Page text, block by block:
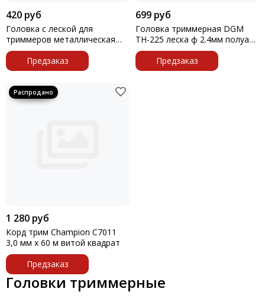
420 руб
Головка с леской для
триммеров металлическая
паук для GGT GET-1200-20
Предзаказ
699 руб
Головка триммерная DGM
ТН-225 леска ф 2.4мм полуавт
блистер
Предзаказ
1 280 руб
Корд трим Champion C7011
3,0 мм х 60 м витой квадрат
Предзаказ
Головки триммерные